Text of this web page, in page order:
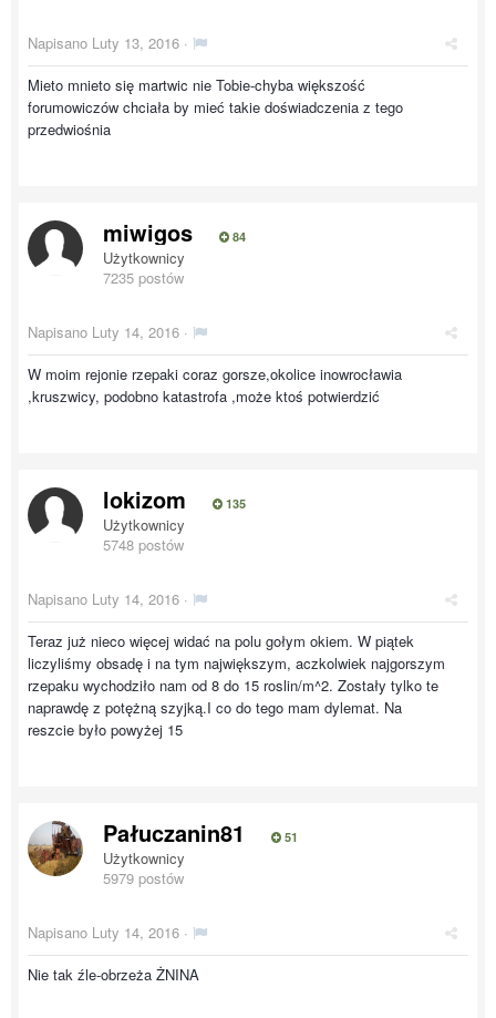
Napisano Luty 13, 2016 ·
Mieto mnieto się martwic nie Tobie-chyba większość
forumowiczów chciała by mieć takie doświadczenia z tego
przedwiośnia
miwigos 84
Użytkownicy
7235 postów
Napisano Luty 14, 2016 ·
W moim rejonie rzepaki coraz gorsze,okolice inowrocławia
,kruszwicy, podobno katastrofa ,może ktoś potwierdzić
lokizom 135
Użytkownicy
5748 postów
Napisano Luty 14, 2016 ·
Teraz już nieco więcej widać na polu gołym okiem. W piątek
liczyliśmy obsadę i na tym największym, aczkolwiek najgorszym
rzepaku wychodziło nam od 8 do 15 roslin/m^2. Zostały tylko te
naprawdę z potężną szyjką.I co do tego mam dylemat. Na
reszcie było powyżej 15
Pałuczanin81 51
Użytkownicy
5979 postów
Napisano Luty 14, 2016 ·
Nie tak źle-obrzeża ŻNINA